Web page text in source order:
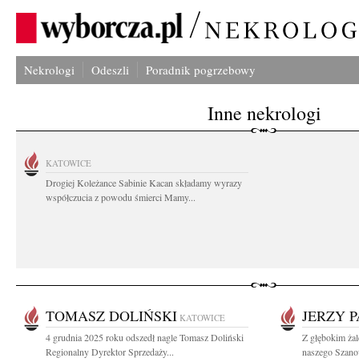
Nekrologi Odeszli Poradnik pogrzebowy
Inne nekrologi
KATOWICE
Drogiej Koleżance Sabinie Kacan składamy wyrazy
współczucia z powodu śmierci Mamy...
TOMASZ DOLIŃSKI KATOWICE
4 grudnia 2025 roku odszedł nagle Tomasz Doliński
Regionalny Dyrektor Sprzedaży...
JERZY
Z głębokim
naszego